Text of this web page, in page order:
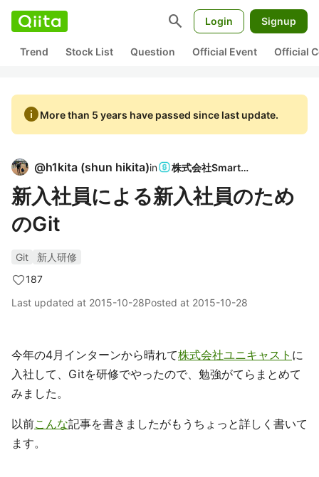
search Login Signup
Trend Stock List Question Official Event Official
infoMore than 5 years have passed since last update.
@h1kita (shun hikita)in 株式会社SmartHR
新入社員による新入社員のため
のGit
Git
新人研修
187
Last updated at 2015-10-28Posted at 2015-10-28
今年の4月インターンから晴れて株式会社ユニキャスト に
入社して、Gitを研修でやったので、勉強がてらまとめて
みました。
以前こんな記事を書きましたがもうちょっと詳しく書いて
ます。